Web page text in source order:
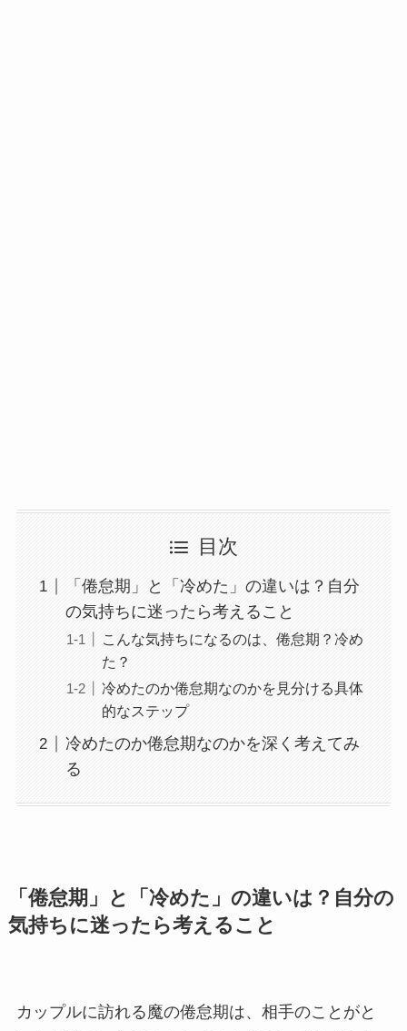
目次
「倦怠期」と「冷めた」の違いは？自分
の気持ちに迷ったら考えること
こんな気持ちになるのは、倦怠期？冷め
た？
冷めたのか倦怠期なのかを見分ける具体
的なステップ
冷めたのか倦怠期なのかを深く考えてみ
る
「倦怠期」と「冷めた」の違いは？自分の
気持ちに迷ったら考えること
カップルに訪れる魔の倦怠期は、相手のことがと